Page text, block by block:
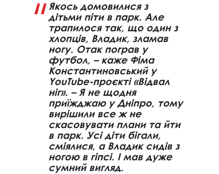
Якось домовилися з
дітьми піти в парк. Але
трапилося так, що один з
хлопців, Владик, зламав
ногу. Отак пограв у
футбол, – каже Фіма
Константиновський у
YouTube-проєкті «Відвал
ніг». – Я не щодня
приїжджаю у Дніпро, тому
вирішили все ж не
скасовувати плани та йти
в парк. Усі діти бігали,
сміялися, а Владик сидів з
ногою в гіпсі. І мав дуже
сумний вигляд.